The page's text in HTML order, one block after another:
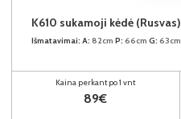
K610 sukamoji kėdė (Rusvas)
Išmatavimai: A: 82cm P: 66cm G: 63cm
Kaina perkant po 1 vnt
89€